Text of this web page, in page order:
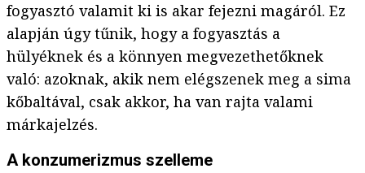
fogyasztó valamit ki is akar fejezni magáról. Ez
alapján úgy tűnik, hogy a fogyasztás a
hülyéknek és a könnyen megvezethetőknek
való: azoknak, akik nem elégszenek meg a sima
kőbaltával, csak akkor, ha van rajta valami
márkajelzés.
A konzumerizmus szelleme